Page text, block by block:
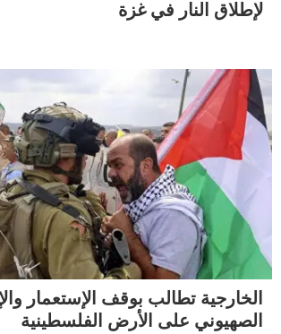
لإطلاق النار في غزة
الخارجية تطالب بوقف الإستعمار
الصهيوني على الأرض الفلسطينية